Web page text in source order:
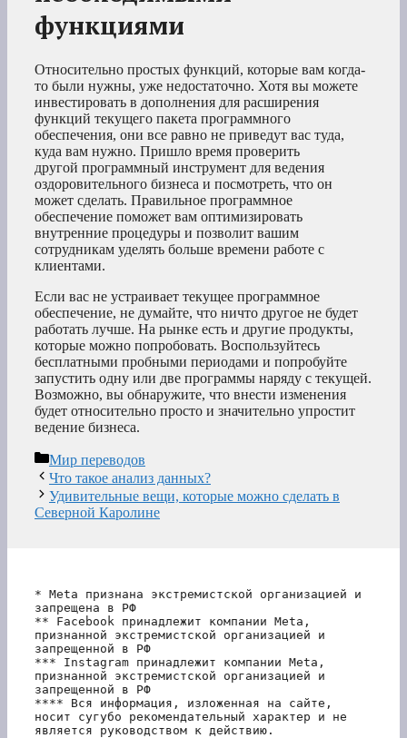
функциями
Относительно простых функций, которые вам когда-
то были нужны, уже недостаточно. Хотя вы можете
инвестировать в дополнения для расширения
функций текущего пакета программного
обеспечения, они все равно не приведут вас туда,
куда вам нужно. Пришло время проверить
другой программный инструмент для ведения
оздоровительного бизнеса и посмотреть, что он
может сделать. Правильное программное
обеспечение поможет вам оптимизировать
внутренние процедуры и позволит вашим
сотрудникам уделять больше времени работе с
клиентами.
Если вас не устраивает текущее программное
обеспечение, не думайте, что ничто другое не будет
работать лучше. На рынке есть и другие продукты,
которые можно попробовать. Воспользуйтесь
бесплатными пробными периодами и попробуйте
запустить одну или две программы наряду с текущей.
Возможно, вы обнаружите, что внести изменения
будет относительно просто и значительно упростит
ведение бизнеса.
Рубрики
Мир переводов
Что такое анализ данных?
Удивительные вещи, которые можно сделать в
Северной Каролине
* Meta признана экстремистской организацией и
запрещена в РФ
** Facebook принадлежит компании Meta,
признанной экстремистской организацией и
запрещенной в РФ
*** Instagram принадлежит компании Meta,
признанной экстремистской организацией и
запрещенной в РФ
**** Вся информация, изложенная на сайте,
носит сугубо рекомендательный характер и не
является руководством к действию.